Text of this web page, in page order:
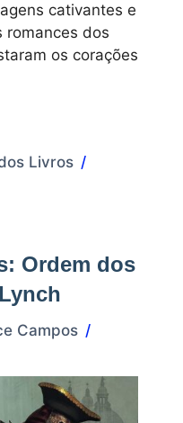
cativantes e
romances dos
os corações
Livros
Ordem dos
Campos